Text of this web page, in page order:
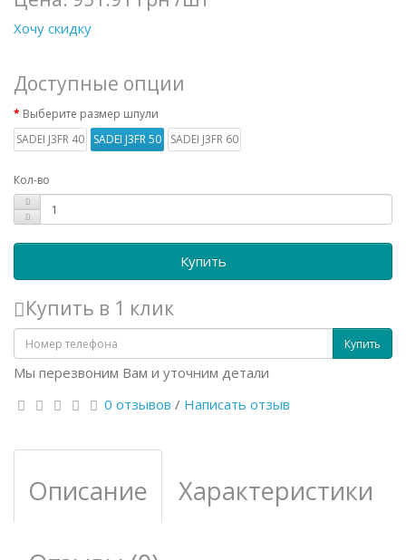
Хочу скидку
Доступные опции
Выберите размер шпули
SADEI J3FR 40
SADEI J3FR 50 SADEI J3FR 60
Кол-во
Купить
Купить в 1 клик
Купить
Мы перезвоним Вам и уточним детали
0 отзывов / Написать отзыв
Описание Характеристики